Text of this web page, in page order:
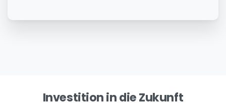
Investition in die Zukunft